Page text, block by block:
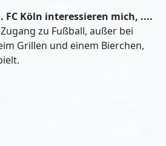
FC Köln interessieren mich, ....
zu Fußball, außer bei
Grillen und einem Bierchen,
von Konstantina Lazaridou-Spitz